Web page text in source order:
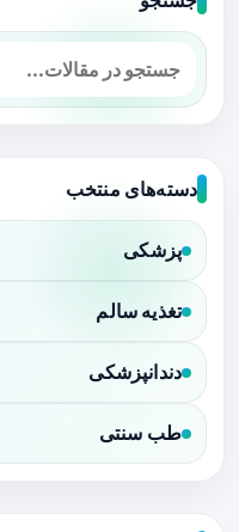
دسته‌های منتخب
پزشکی
تغذیه سالم
دندانپزشکی
طب سنتی